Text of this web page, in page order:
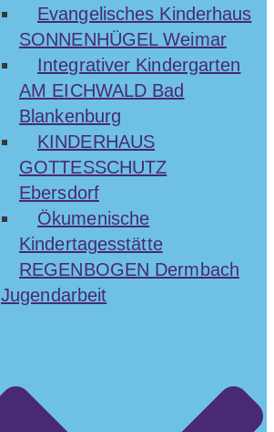
Evangelisches Kinderhaus
SONNENHÜGEL Weimar
Integrativer Kindergarten
AM EICHWALD Bad
Blankenburg
KINDERHAUS
GOTTESSCHUTZ
Ebersdorf
Ökumenische
Kindertagesstätte
REGENBOGEN Dermbach
Jugendarbeit